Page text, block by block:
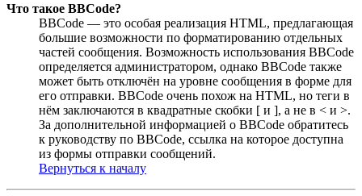
Что такое BBCode?
BBCode — это особая реализация HTML, предлагающая
большие возможности по форматированию отдельных
частей сообщения. Возможность использования BBCode
определяется администратором, однако BBCode также
может быть отключён на уровне сообщения в форме для
его отправки. BBCode очень похож на HTML, но теги в
нём заключаются в квадратные скобки [ и ], а не в < и >.
За дополнительной информацией о BBCode обратитесь
к руководству по BBCode, ссылка на которое доступна
из формы отправки сообщений.
Вернуться к началу